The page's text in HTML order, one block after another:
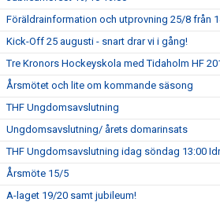
Föräldrainformation och utprovning 25/8 från
Kick-Off 25 augusti - snart drar vi i gång!
Tre Kronors Hockeyskola med Tidaholm HF
Årsmötet och lite om kommande säsong
THF Ungdomsavslutning
Ungdomsavslutning/ årets domarinsats
THF Ungdomsavslutning idag söndag 13:00
Årsmöte 15/5
A-laget 19/20 samt jubileum!